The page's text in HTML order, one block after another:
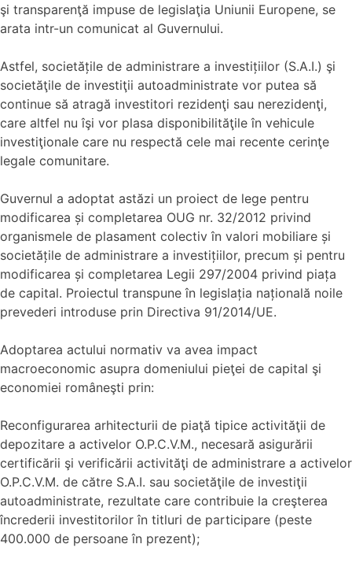
şi transparenţă impuse de legislaţia Uniunii Europene, se
arata intr-un comunicat al Guvernului.
Astfel, societățile de administrare a investițiilor (S.A.I.) şi
societăţile de investiţii autoadministrate vor putea să
continue să atragă investitori rezidenţi sau nerezidenţi,
care altfel nu îşi vor plasa disponibilităţile în vehicule
investiţionale care nu respectă cele mai recente cerinţe
legale comunitare.
Guvernul a adoptat astăzi un proiect de lege pentru
modificarea și completarea OUG nr. 32/2012 privind
organismele de plasament colectiv în valori mobiliare și
societățile de administrare a investițiilor, precum și pentru
modificarea și completarea Legii 297/2004 privind piața
de capital. Proiectul transpune în legislația națională noile
prevederi introduse prin Directiva 91/2014/UE.
Adoptarea actului normativ va avea impact
macroeconomic asupra domeniului pieţei de capital şi
economiei româneşti prin:
Reconfigurarea arhitecturii de piaţă tipice activităţii de
depozitare a activelor O.P.C.V.M., necesară asigurării
certificării şi verificării activităţi de administrare a activelor
O.P.C.V.M. de către S.A.I. sau societăţile de investiţii
autoadministrate, rezultate care contribuie la creşterea
încrederii investitorilor în titluri de participare (peste
400.000 de persoane în prezent);